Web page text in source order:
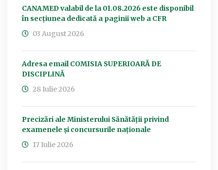
CANAMED valabil de la 01.08.2026 este disponibil
în secțiunea dedicată a paginii web a CFR
03 August 2026
Adresa email COMISIA SUPERIOARĂ DE
DISCIPLINĂ
28 Iulie 2026
Precizări ale Ministerului Sănătății privind
examenele și concursurile naționale
17 Iulie 2026